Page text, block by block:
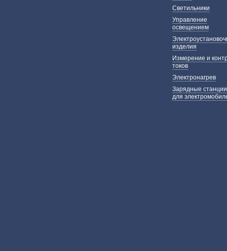
Светильники
Управление
освещением
изделия
Измерение и
токов
Электронагрев
Зарядные станции
для